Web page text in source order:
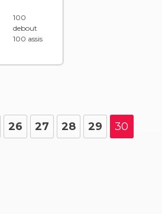
100
debout
100 assis
26 27 28 29 30